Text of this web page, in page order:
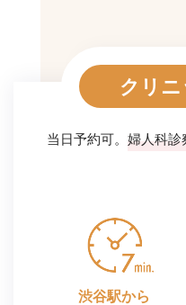
クリ
当日予約可。 婦人科診
渋谷駅から